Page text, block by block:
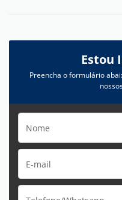
Estou
Preencha o formulário